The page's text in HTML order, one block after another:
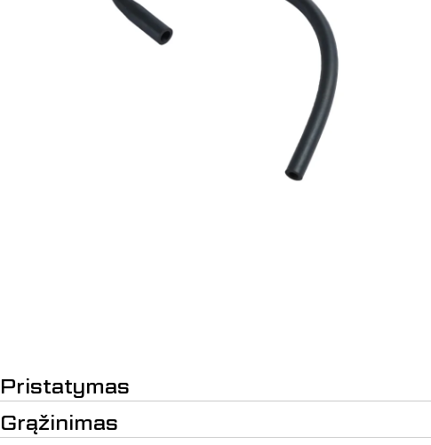
Pristatymas
Grąžinimas